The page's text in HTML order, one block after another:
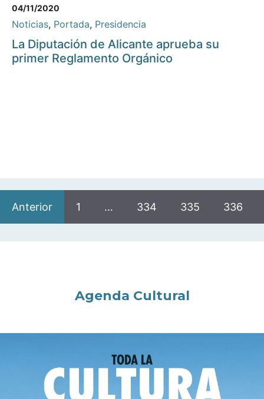
04/11/2020
Noticias, Portada, Presidencia
La Diputación de Alicante aprueba su
primer Reglamento Orgánico
Anterior 1 … 334 335 336
Agenda Cultural